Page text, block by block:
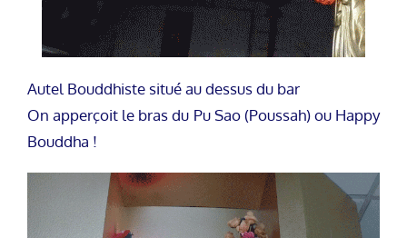
Autel Bouddhiste situé au dessus du bar
On apperçoit le bras du Pu Sao (Poussah) ou Happy
Bouddha !